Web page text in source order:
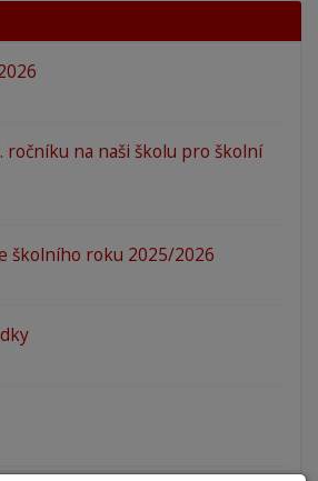
ročníku na naši školu pro školní
školního roku 2025/2026